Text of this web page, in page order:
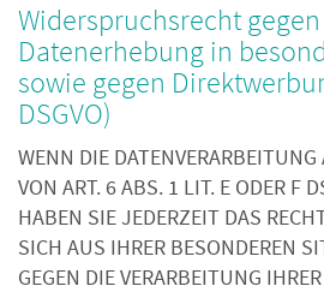
Widerspruchsrecht
Datenerhebung in
sowie gegen
DSGVO)
WENN DIE
VON ART. 6 ABS. 1 LIT. E ODER F
HABEN SIE JEDERZEIT DAS
SICH AUS IHRER BESONDEREN
GEGEN DIE VERARBEITUNG IHRER